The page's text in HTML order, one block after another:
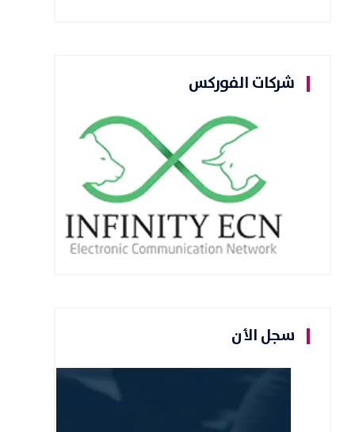
شركات الفوركس
سجل الأن